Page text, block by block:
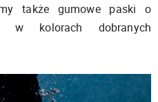
także gumowe paski o
w kolorach dobranych